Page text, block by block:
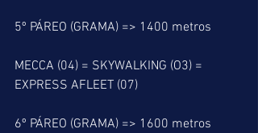
5º PÁREO (GRAMA) => 1400 metros
MECCA (04) = SKYWALKING (O3) =
EXPRESS AFLEET (07)
6º PÁREO (GRAMA) => 1600 metros